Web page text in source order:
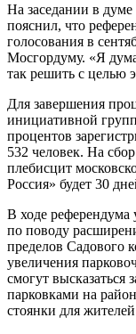
На заседании в
пояснил, что
голосования в
Мосгордуму. «Я
так решить с целью
Для завершения
инициативной
процентов
532 человек. На
плебисцит
Россия» будет 30
В ходе референдума
по поводу
пределов Садового
увеличения
смогут
парковками на
стоянки для